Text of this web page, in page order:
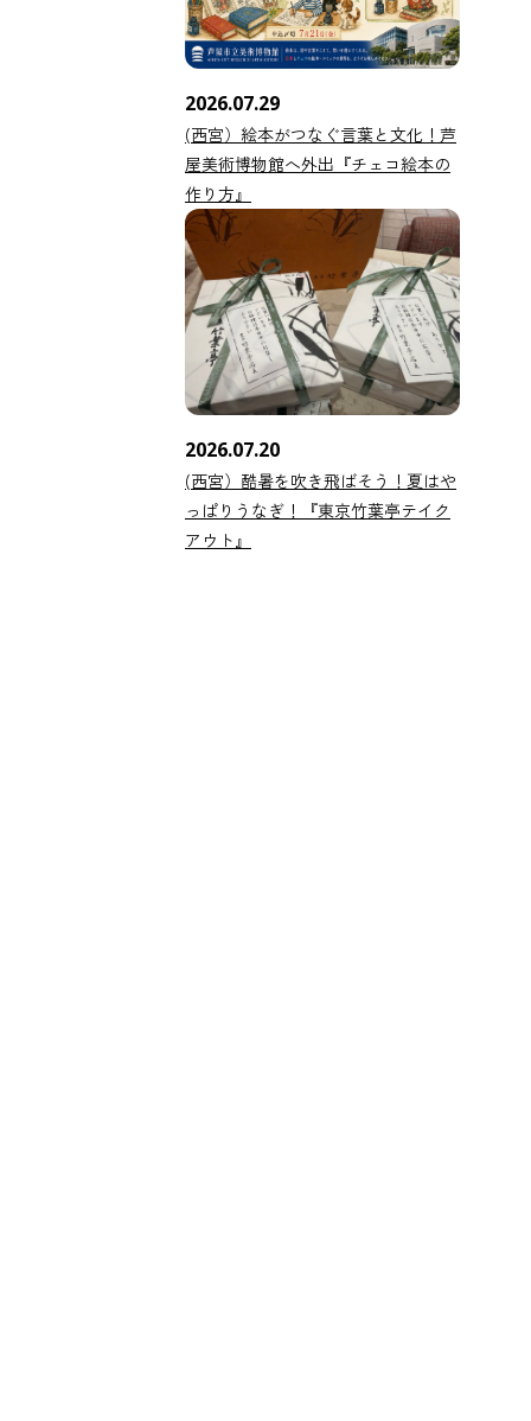
2026.07.29
(西宮）絵本がつなぐ言葉と文化！芦
屋美術博物館へ外出『チェコ絵本の
作り方』
2026.07.20
(西宮）酷暑を吹き飛ばそう！夏はや
っぱりうなぎ！『東京竹葉亭テイク
アウト』